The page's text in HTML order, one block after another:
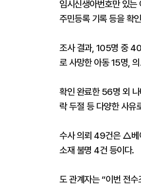
임시신생아번호만 있
주민등록 기록 등을 확
조사 결과, 105명 중
로 사망한 아동 15명,
확인 완료한 56명 외
락 두절 등 다양한 사유
수사 의뢰 49건은 △
소재 불명 4건 등이다.
도 관계자는 “이번 전